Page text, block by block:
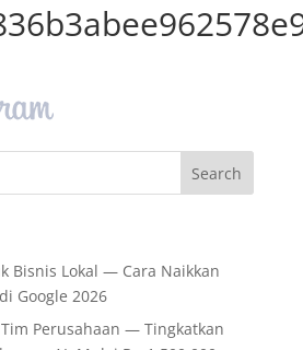
Bisnis Lokal — Cara Naikkan
Google 2026
Perusahaan — Tingkatkan